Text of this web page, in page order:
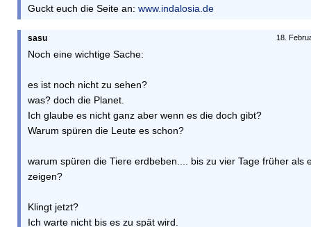
Guckt euch die Seite an: www.indalosia.de
18.
sasu
Noch eine wichtige Sache:
es ist noch nicht zu sehen?
was? doch die Planet.
Ich glaube es nicht ganz aber wenn es die doch gibt?
Warum spüren die Leute es schon?
warum spüren die Tiere erdbeben.... bis zu vier Tage früher als
zeigen?
Klingt jetzt?
Ich warte nicht bis es zu spät wird.